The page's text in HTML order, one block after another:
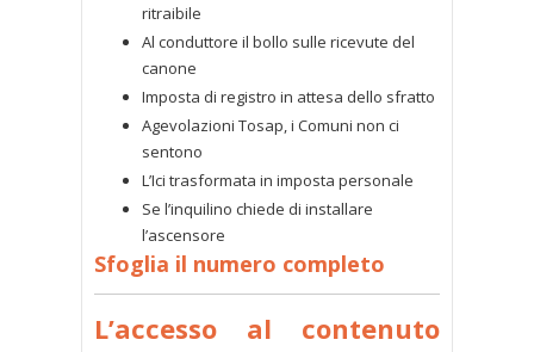
ritraibile
Al conduttore il bollo sulle ricevute del
canone
Imposta di registro in attesa dello sfratto
Agevolazioni Tosap, i Comuni non ci
sentono
L’Ici trasformata in imposta personale
Se l’inquilino chiede di installare
l’ascensore
Sfoglia il numero completo
L’accesso al contenuto